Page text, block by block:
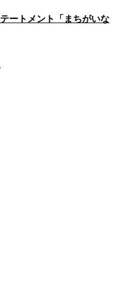
ートメント「まちがいな